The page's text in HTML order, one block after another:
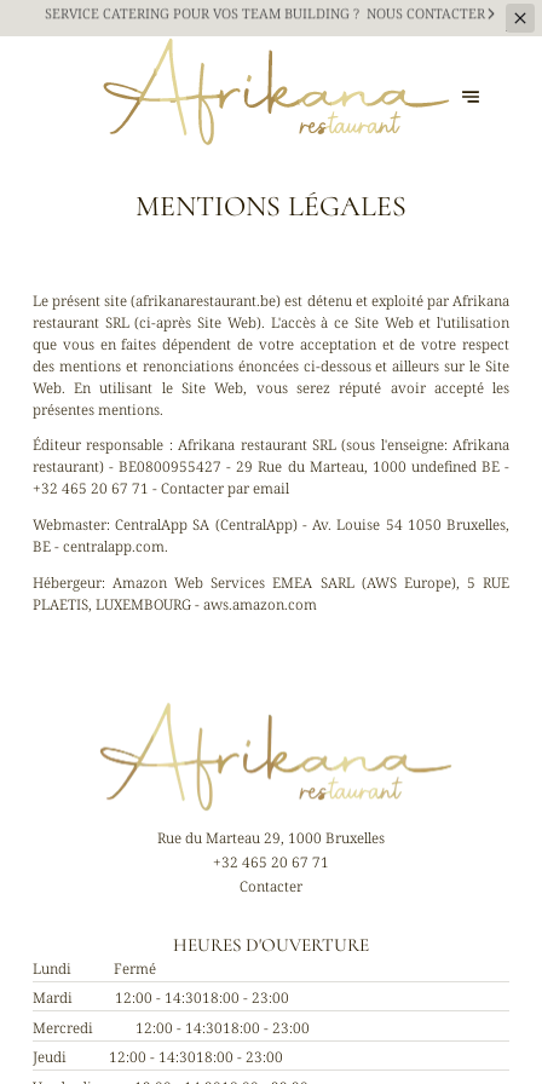
SERVICE CATERING POUR VOS TEAM BUILDING ? NOUS CONTACTER
MENTIONS LÉGALES
Le présent site (afrikanarestaurant.be) est détenu et exploité par Afrikana
restaurant SRL (ci-après Site Web). L'accès à ce Site Web et l'utilisation
que vous en faites dépendent de votre acceptation et de votre respect
des mentions et renonciations énoncées ci-dessous et ailleurs sur le Site
Web. En utilisant le Site Web, vous serez réputé avoir accepté les
présentes mentions.
Éditeur responsable : Afrikana restaurant SRL (sous l'enseigne: Afrikana
restaurant) - BE0800955427 - 29 Rue du Marteau, 1000 undefined BE -
+32 465 20 67 71 -Contacter par email
Webmaster:CentralApp SA (CentralApp) - Av. Louise 54 1050 Bruxelles,
BE - centralapp.com.
Hébergeur: Amazon Web Services EMEA SARL (AWS Europe), 5 RUE
PLAETIS, LUXEMBOURG - aws.amazon.com
Rue du Marteau 29, 1000 Bruxelles
+32 465 20 67 71
Contacter
HEURES D'OUVERTURE
Lundi
Fermé
Mardi
12:00 - 14:3018:00 - 23:00
Mercredi
12:00 - 14:3018:00 - 23:00
Jeudi
12:00 - 14:3018:00 - 23:00